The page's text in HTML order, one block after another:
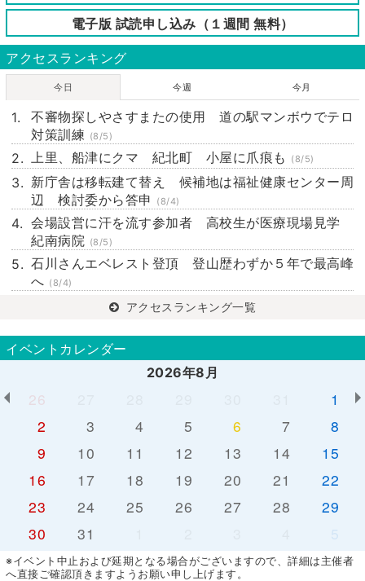
電子版 試読申し込み（１週間 無料）
アクセスランキング
今日 今週 今月
不審物探しやさすまたの使用 道の駅マンボウでテロ
対策訓練 (8/5)
上里、船津にクマ 紀北町 小屋に爪痕も (8/5)
新庁舎は移転建て替え 候補地は福祉健康センター周
辺 検討委から答申
(8/4)
会場設営に汗を流す参加者 高校生が医療現場見学
紀南病院 (8/5)
石川さんエベレスト登頂 登山歴わずか５年で最高峰
へ (8/4)
アクセスランキング一覧
イベントカレンダー
2026年8月
26
1
2
3 4 5 6 7
8
9
10 11 12 13 14
15
16
17 18 19 20 21
22
23
24 25 26 27 28
29
30
31 5
※イベント中止および延期となる場合がございますので、詳細は主催者
へ直接ご確認頂きますようお願い申し上げます。